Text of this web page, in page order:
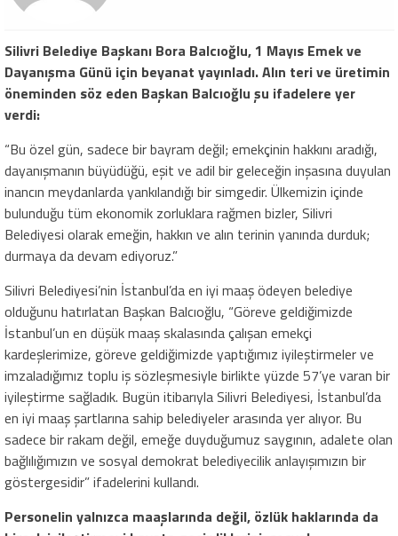
Silivri Belediye Başkanı Bora Balcıoğlu, 1 Mayıs Emek ve
Dayanışma Günü için beyanat yayınladı. Alın teri ve üretimin
öneminden söz eden Başkan Balcıoğlu şu ifadelere yer
verdi:
“Bu özel gün, sadece bir bayram değil; emekçinin hakkını aradığı,
dayanışmanın büyüdüğü, eşit ve adil bir geleceğin inşasına duyulan
inancın meydanlarda yankılandığı bir simgedir. Ülkemizin içinde
bulunduğu tüm ekonomik zorluklara rağmen bizler, Silivri
Belediyesi olarak emeğin, hakkın ve alın terinin yanında durduk;
durmaya da devam ediyoruz.”
Silivri Belediyesi’nin İstanbul’da en iyi maaş ödeyen belediye
olduğunu hatırlatan Başkan Balcıoğlu, “Göreve geldiğimizde
İstanbul’un en düşük maaş skalasında çalışan emekçi
kardeşlerimize, göreve geldiğimizde yaptığımız iyileştirmeler ve
imzaladığımız toplu iş sözleşmesiyle birlikte yüzde 57’ye varan bir
iyileştirme sağladık. Bugün itibarıyla Silivri Belediyesi, İstanbul’da
en iyi maaş şartlarına sahip belediyeler arasında yer alıyor. Bu
sadece bir rakam değil, emeğe duyduğumuz saygının, adalete olan
bağlılığımızın ve sosyal demokrat belediyecilik anlayışımızın bir
göstergesidir” ifadelerini kullandı.
Personelin yalnızca maaşlarında değil, özlük haklarında da